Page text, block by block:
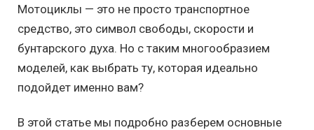
Мотоциклы — это не просто транспортное
средство, это символ свободы, скорости и
бунтарского духа. Но с таким многообразием
моделей, как выбрать ту, которая идеально
подойдет именно вам?
В этой статье мы подробно разберем основные